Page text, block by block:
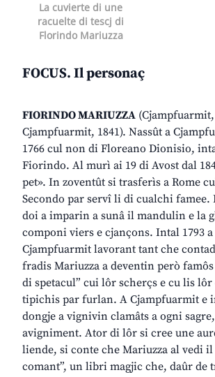
La cuvierte di une
racuelte di tescj di
Florindo Mariuzza
FOCUS. Il personaç
FIORINDO MARIUZZA (Cjampfuarmit,
Cjampfuarmit, 1841). Nassût a
1766 cul non di Floreano Dionisio,
Fiorindo. Al murì ai 19 di Avost dal
pet». In zoventût si trasferìs a Rome
Secondo par servî li di cualchi
doi a imparin a sunâ il mandulin e la
componi viers e cjançons. Intal 1793
Cjampfuarmit lavorant tant che
fradis Mariuzza a deventin però
di spetacul” cui lôr scherçs e cu lis
tipichis par furlan. A Cjampfuarmit e
dongje a vignivin clamâts a ogni
avigniment. Ator di lôr si cree une
liende, si conte che Mariuzza al vedi
comant”, un libri magjic che, daûr de